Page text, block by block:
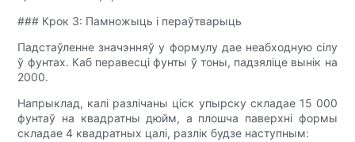
### Крок 3: Памножыць і пераўтварыць
Падстаўленне значэнняў у формулу дае неабходную сілу
ў фунтах. Каб перавесці фунты ў тоны, падзяліце вынік на
2000.
Напрыклад, калі разлічаны ціск упырску складае 15 000
фунтаў на квадратны дюйм, а плошча паверхні формы
складае 4 квадратных цалі, разлік будзе наступным: